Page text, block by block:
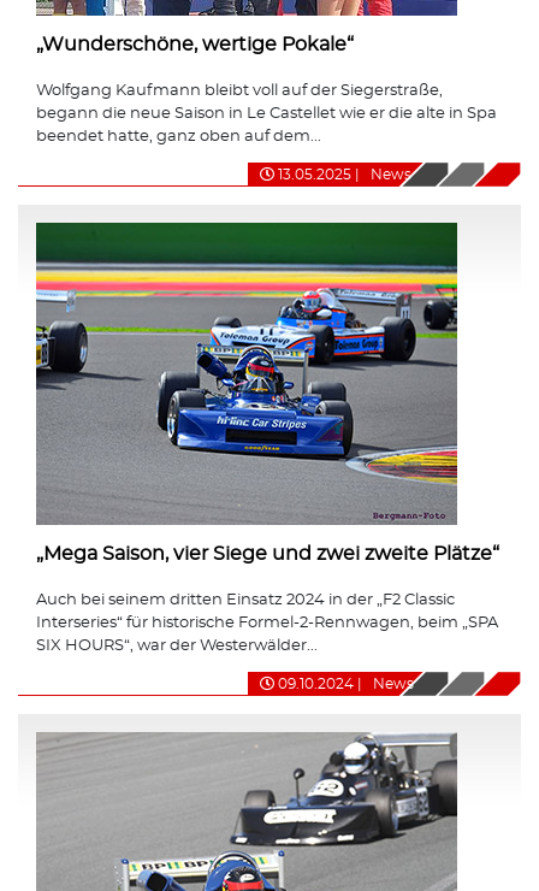
„Wunderschöne, wertige Pokale“
Wolfgang Kaufmann bleibt voll auf der Siegerstraße,
begann die neue Saison in Le Castellet wie er die alte in Spa
beendet hatte, ganz oben auf dem...
13.05.2025 News
„Mega Saison, vier Siege und zwei zweite Plätze“
Auch bei seinem dritten Einsatz 2024 in der „F2 Classic
Interseries“ für historische Formel-2-Rennwagen, beim „SPA
SIX HOURS“, war der Westerwälder...
09.10.2024 News